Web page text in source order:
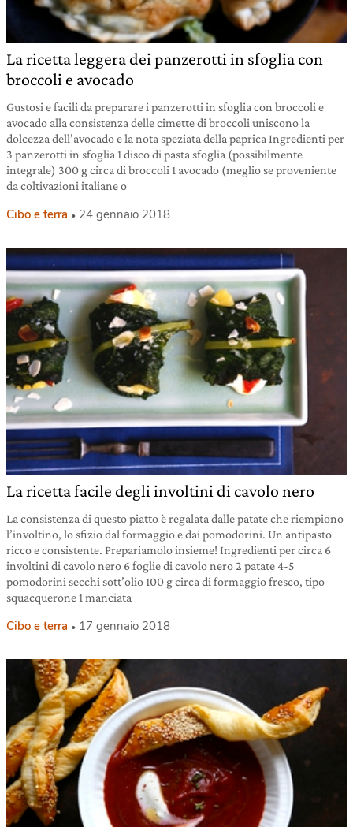
La ricetta leggera dei panzerotti in sfoglia con
broccoli e avocado
Gustosi e facili da preparare i panzerotti in sfoglia con broccoli e
avocado alla consistenza delle cimette di broccoli uniscono la
dolcezza dell’avocado e la nota speziata della paprica Ingredienti per
3 panzerotti in sfoglia 1 disco di pasta sfoglia (possibilmente
integrale) 300 g circa di broccoli 1 avocado (meglio se proveniente
da coltivazioni italiane o
Cibo e terra 24 gennaio 2018
La ricetta facile degli involtini di cavolo nero
La consistenza di questo piatto è regalata dalle patate che riempiono
l’involtino, lo sfizio dal formaggio e dai pomodorini. Un antipasto
ricco e consistente. Prepariamolo insieme! Ingredienti per circa 6
involtini di cavolo nero 6 foglie di cavolo nero 2 patate 4-5
pomodorini secchi sott’olio 100 g circa di formaggio fresco, tipo
squacquerone 1 manciata
Cibo e terra 17 gennaio 2018